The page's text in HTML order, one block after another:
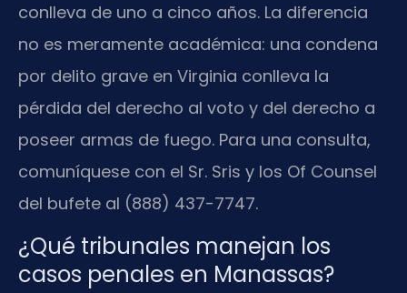
conlleva de uno a cinco años. La diferencia
no es meramente académica: una condena
por delito grave en Virginia conlleva la
pérdida del derecho al voto y del derecho a
poseer armas de fuego. Para una consulta,
comuníquese con el Sr. Sris y los Of Counsel
del bufete al (888) 437-7747.
¿Qué tribunales manejan los
casos penales en Manassas?